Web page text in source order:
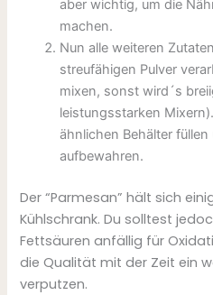
aber wichtig, um die
machen.
Nun alle weiteren
streufähigen Pulver
mixen, sonst wird´s
leistungsstarken
ähnlichen Behälter
aufbewahren.
Der “Parmesan” hält sich
Kühlschrank. Du solltest
Fettsäuren anfällig für
die Qualität mit der Zeit ein
verputzen.